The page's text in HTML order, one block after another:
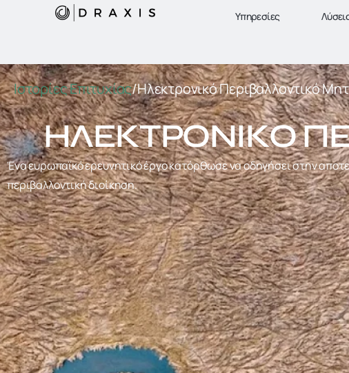
Υπηρεσίες
Ιστορίες Επιτυχίας/Ηλεκτρονικό Περιβαλλοντικό
ΗΛΕΚΤΡΟΝΙΚΌ
Ένα ευρωπαϊκό ερευνητικό έργο κατόρθωσε να οδηγήσει στην
περιβαλλοντική διοίκηση.